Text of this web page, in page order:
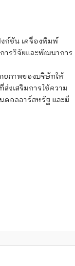
ก์ชัน เครื่องพิมพ์
ารวิจัยและพัฒนาการ
ยภาพของบริษัทให้
งเสริมการใช้ความ
ดอลลาร์สหรัฐ และมี